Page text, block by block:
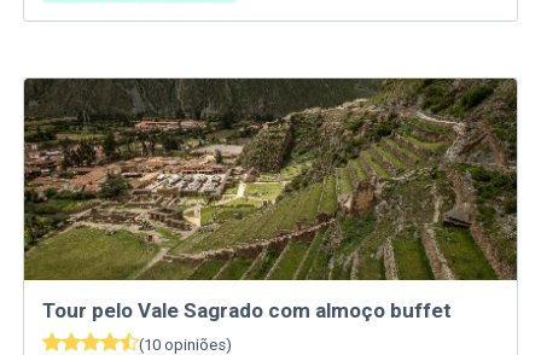
Tour pelo Vale Sagrado com almoço buffet
(10 opiniões)